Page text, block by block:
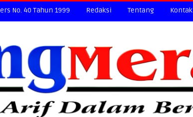
No. 40 Tahun 1999 Redaksi Tentang Kontak